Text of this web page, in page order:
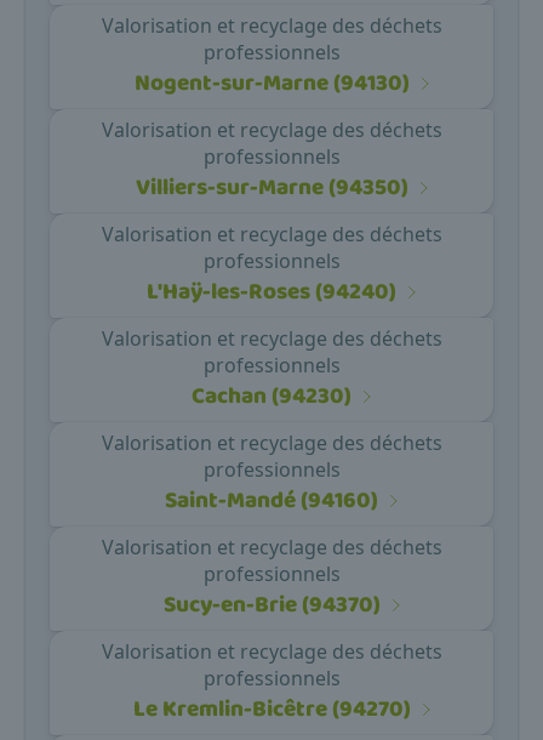
Valorisation et recyclage des déchets
professionnels
Nogent-sur-Marne (94130)
Valorisation et recyclage des déchets
professionnels
Villiers-sur-Marne (94350)
Valorisation et recyclage des déchets
professionnels
L'Haÿ-les-Roses (94240)
Valorisation et recyclage des déchets
professionnels
Cachan (94230)
Valorisation et recyclage des déchets
professionnels
Saint-Mandé (94160)
Valorisation et recyclage des déchets
professionnels
Sucy-en-Brie (94370)
Valorisation et recyclage des déchets
professionnels
Le Kremlin-Bicêtre (94270)